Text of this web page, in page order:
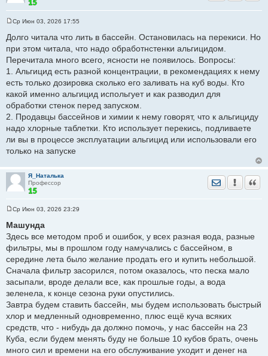
о
б
е
е
Ср Июн 03, 2026 17:55
Долго читала что лить в бассейн. Остановилась на перекиси. Но
при этом читала, что надо обработнстенки альгицидом.
Перечитала много всего, ясности не появилось. Вопросы:
1. Альгицид есть разной концентрации, в рекомендациях к нему
есть только дозировка сколько его заливать на куб воды. Кто
какой именно альгицид испольгует и как разводил для
обработки стенок перед запуском.
2. Продавцы бассейнов и химии к нему говорят, что к альгициду
надо хлорные таблетки. Кто использует перекись, подливаете
ли вы в процессе эксплуатации альгицид или использовали его
только на запуске
Я_Наталька
Профессор
Отправить
о
б
щ
е
н
и
е
Ср Июн 03, 2026 23:29
Машунда
Здесь все методом проб и ошибок, у всех разная вода, разные
фильтры, мы в прошлом году намучались с бассейном, в
середине лета было желание продать его и купить небольшой.
Сначала фильтр засорился, потом оказалось, что песка мало
засыпали, вроде делали все, как прошлые годы, а вода
зеленела, к конце сезона руки опустились.
Завтра будем ставить бассейн, мы будем использовать быстрый
хлор и медленный одновременно, плюс ещё куча всяких
средств, что - нибудь да должно помочь, у нас бассейн на 23
Куба, если будем менять буду не больше 10 кубов брать, очень
много сил и времени на его обслуживание уходит и денег на